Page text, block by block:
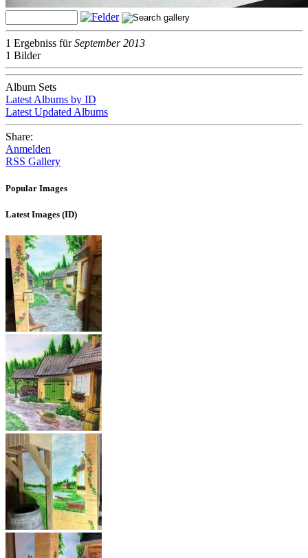
1 Ergebniss fürSeptember 2013
1 Bilder
Album Sets
Latest Albums by ID
Latest Updated Albums
Share:
Anmelden
RSS Gallery
Popular Images
Latest Images (ID)